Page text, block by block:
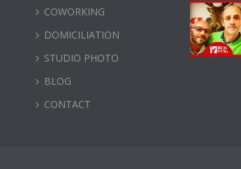
COWORKING
DOMICILIATION
STUDIO PHOTO
BLOG
CONTACT